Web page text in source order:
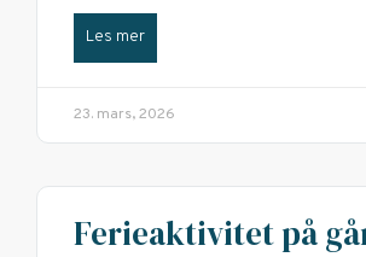
Les mer
23. mars, 2026
Ferieaktivitet på